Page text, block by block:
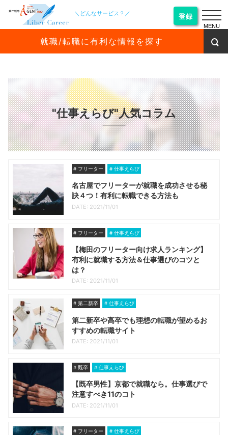
＼どんなサービス？／ 登録
就職/転職に有利な情報を探す
"仕事えらび"人気コラム
フリーター 仕事えらび
名古屋でフリーターが就職を成功させる秘
訣４つ！有利に転職できる方法も
DATE: 2021/11/01
フリーター 仕事えらび
【梅田のフリーター向け求人ランキング】
有利に就職する方法＆仕事選びのコツと
は？
DATE: 2021/11/01
第二新卒 仕事えらび
第二新卒や高卒でも理想の転職が望めるお
すすめの転職サイト
DATE: 2021/11/01
既卒 仕事えらび
【既卒男性】京都で就職なら。仕事選びで
注意すべき11のコト
DATE: 2021/11/01
フリーター 仕事えらび
MENU